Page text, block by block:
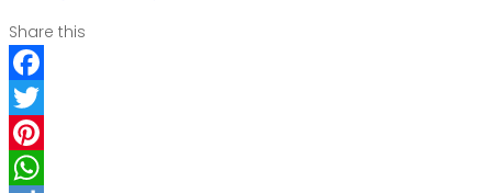
Share this
Facebook
Twitter
Pinterest